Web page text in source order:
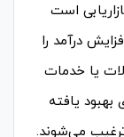
است
درآمد را
یا خدمات
یافته
می‌شوند.